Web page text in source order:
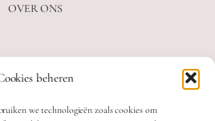
beheren
we technologieën zoals cookies om
OVER ONS
VRAGEN
OVER ONS